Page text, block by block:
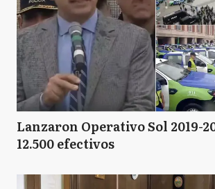
Lanzaron Operativo Sol 2019-
12.500 efectivos